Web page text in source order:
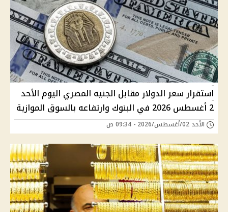
استقرار سعر الدولار مقابل الجنيه المصري اليوم الأحد
2 أغسطس 2026 في البنوك وارتفاعه بالسوق الموازية
الأحد 02/أغسطس/2026 - 09:34 ص